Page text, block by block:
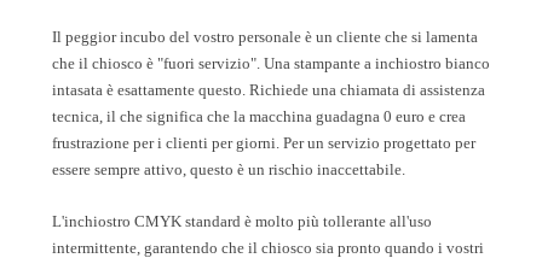
Il peggior incubo del vostro personale è un cliente che si lamenta
che il chiosco è "fuori servizio". Una stampante a inchiostro bianco
intasata è esattamente questo. Richiede una chiamata di assistenza
tecnica, il che significa che la macchina guadagna 0 euro e crea
frustrazione per i clienti per giorni. Per un servizio progettato per
essere sempre attivo, questo è un rischio inaccettabile.
L'inchiostro CMYK standard è molto più tollerante all'uso
intermittente, garantendo che il chiosco sia pronto quando i vostri